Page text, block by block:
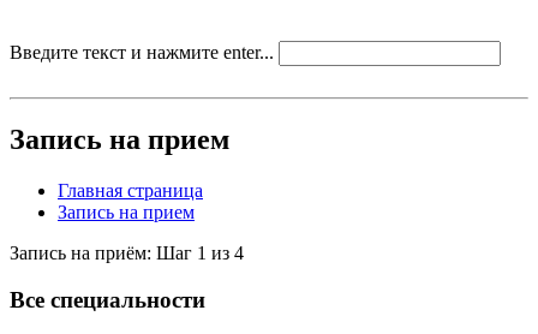
Введите текст и нажмите enter...
Запись на прием
Главная страница
Запись на прием
Запись на приём: Шаг 1 из 4
Все специальности